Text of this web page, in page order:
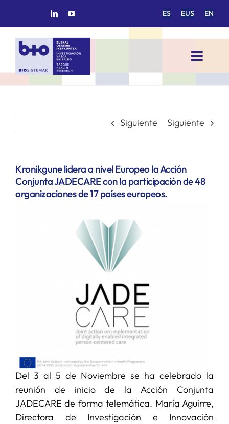
ES EUS EN
Toggle
INICIO
GRUPOS DE INVESTIGACIÓN
PROYECTOS/COLABORACIONES
Siguiente Siguiente
Kronikgune lidera a nivel Europeo la Acción
Conjunta JADECARE con la participación de 48
organizaciones de 17 países europeos.
Del 3 al 5 de Noviembre se ha celebrado la
reunión de inicio de la Acción Conjunta
JADECARE de forma telemática. María Aguirre,
Directora de Investigación e Innovación